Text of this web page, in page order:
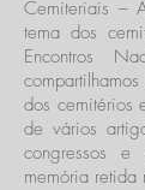
Cemiteriais –
tema dos
Encontros
dos cemitérios
de vários
congressos
memória